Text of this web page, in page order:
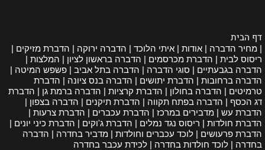
דף הבית
| מחיר הדברה | אודות | איתי הלוכד | הדברה ירוקה | הדברת מזיקים |
ריסוס לבית | הדברת מכרסמים | הדברה בראשון לציון | המלצות |
הדברה בגבעתיים | סוגי הדברה | הדברה בתל אביב | פשפש המיטה |
הדברה ברחובות | הדברת יתושים | הדברה בנס ציונה | הדברת
טרמיטים | הדברה בחולון | הדברת קרציות | הדברה ברמת גן | הדברת
דג הכסף | הדברה בפתח תקווה | הדברת תיקנים | הדברה בצפון |
הדברת עש | מדבירים במרכז | הדברת עכברים | הדברת צרעות |
הדברת חולדות | ריסוס נגד נמלים | הדברת ג'וקים | הדברת כיני יונים |
הדברת פרעושים | לוכד עכברים וחולדות | מדביר בחדרה | הדברה
בחדרה | לוכד חולדות בחדרה | לכידת עכבר בחדרה